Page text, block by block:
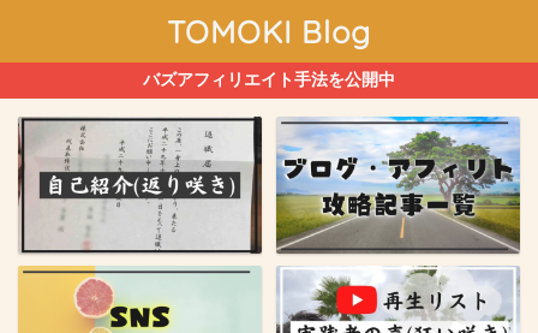
TOMOKI Blog
バズアフィリエイト手法を公開中